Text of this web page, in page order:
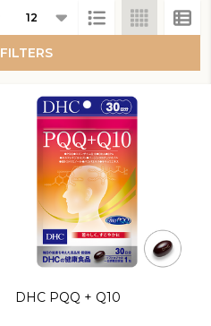
FILTERS
DHC PQQ + Q10